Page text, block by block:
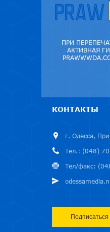
ПРИ
АКТИВНАЯ
КОНТАКТЫ
г. Одесса,
Тел.: (048)
Тел/факс:
Подписаться